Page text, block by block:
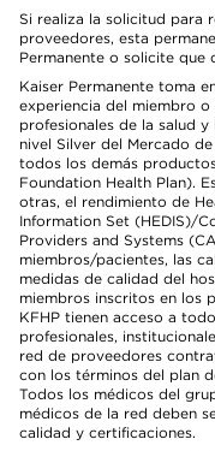
Si realiza la solicitud para
proveedores, esta
Permanente o solicite que
Kaiser Permanente toma
experiencia del miembro
profesionales de la salud
nivel Silver del Mercado
todos los demás
Foundation Health Plan).
otras, el rendimiento de
Information Set (HEDIS)/
Providers and Systems
miembros/pacientes, las
medidas de calidad del
miembros inscritos en los
KFHP tienen acceso a
profesionales,
red de proveedores
con los términos del plan
Todos los médicos del
médicos de la red deben
calidad y certificaciones.